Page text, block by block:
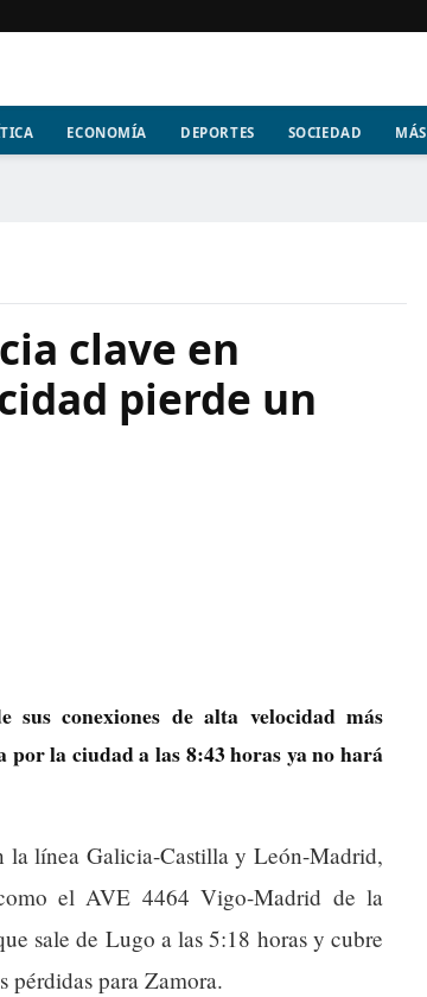
ECONOMÍA DEPORTES SOCIEDAD MÁS
clave en
pierde un
sus conexiones de alta velocidad más
la ciudad a las 8:43 horas ya no hará
la línea Galicia-Castilla y León-Madrid,
el AVE 4464 Vigo-Madrid de la
sale de Lugo a las 5:18 horas y cubre
pérdidas para Zamora.